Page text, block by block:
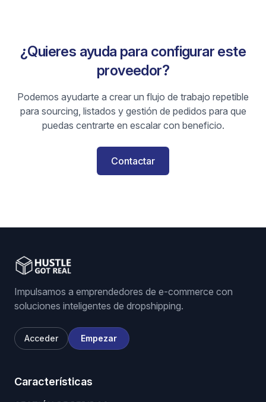
¿Quieres ayuda para configurar este
proveedor?
Podemos ayudarte a crear un flujo de trabajo repetible
para sourcing, listados y gestión de pedidos para que
puedas centrarte en escalar con beneficio.
Contactar
Impulsamos a emprendedores de e-commerce con
soluciones inteligentes de dropshipping.
Acceder Empezar
Características